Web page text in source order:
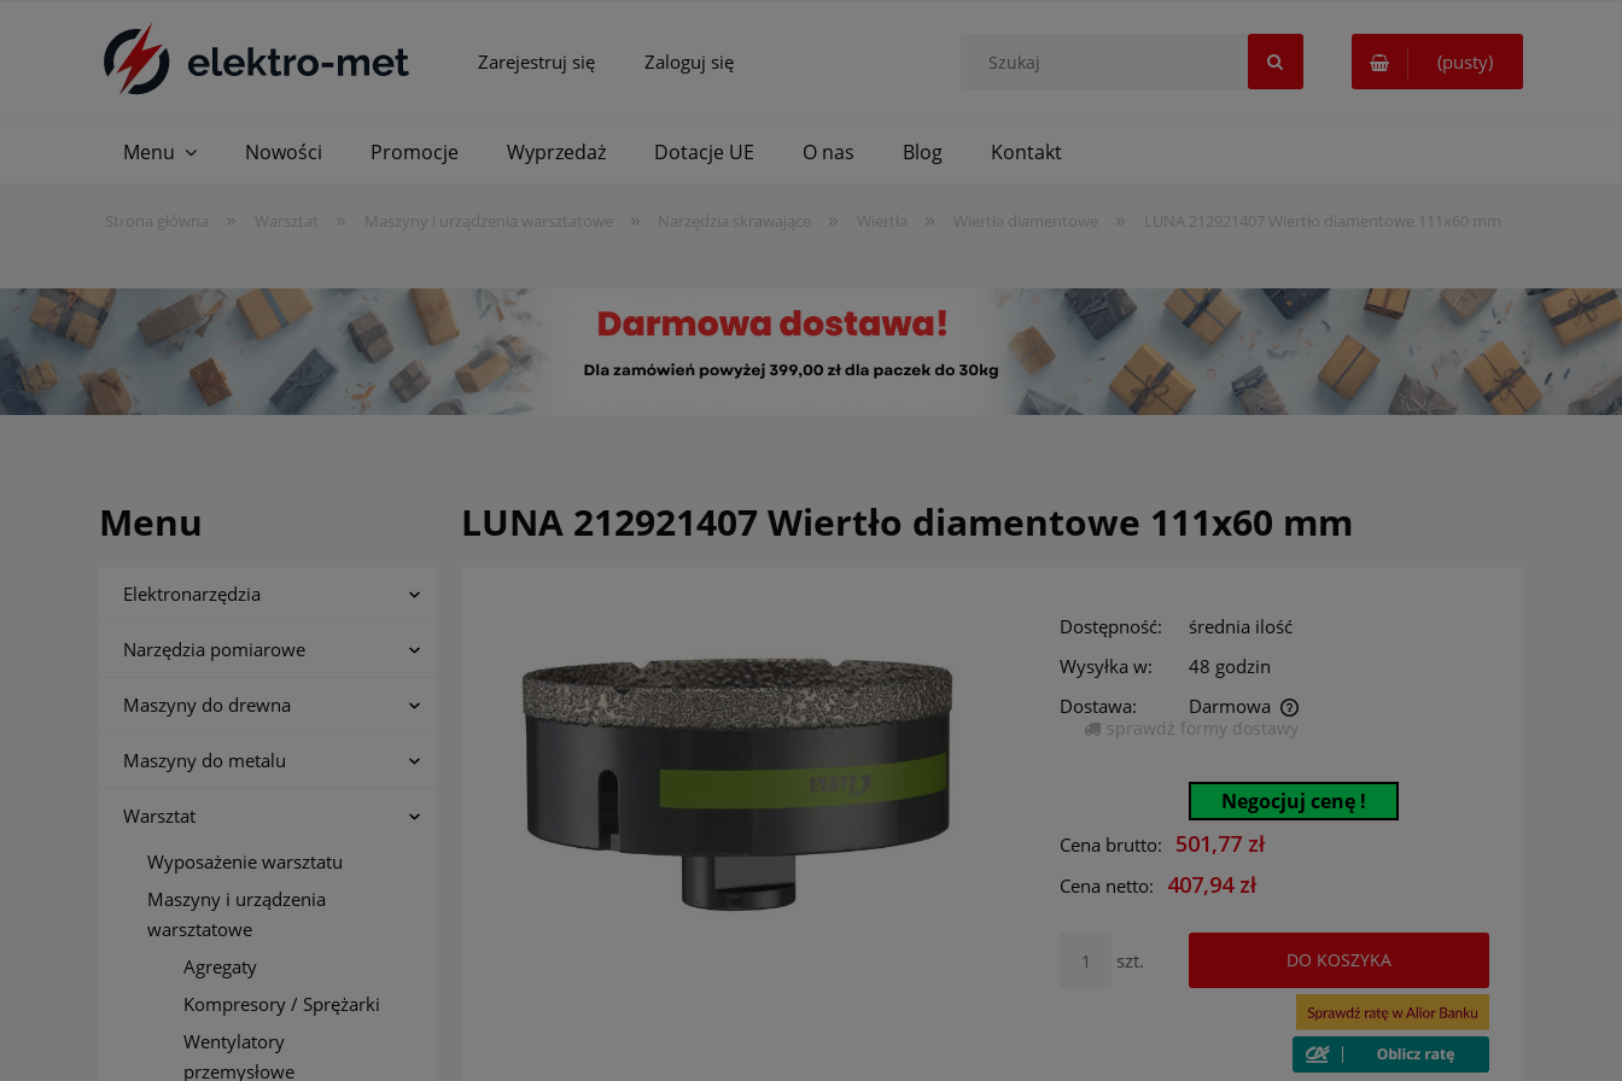
(pusty)
Zarejestruj się Zaloguj się
Menu Nowości Promocje Wyprzedaż Dotacje UE O nas Blog Kontakt
Strona główna » Warsztat » Maszyny i urządzenia warsztatowe » Narzędzia skrawające » Wiertła » Wiertła diamentowe » LUNA 212921407 Wiertło diamentowe 111x60 mm
Menu
Elektronarzędzia
Narzędzia pomiarowe
Maszyny do drewna
Maszyny do metalu
Warsztat
Wyposażenie warsztatu
Maszyny i urządzenia
warsztatowe
Agregaty
Kompresory / Sprężarki
Wentylatory
przemysłowe
LUNA 212921407 Wiertło diamentowe 111x60 mm
Dostępność:
średnia ilość
Wysyłka w:
48 godzin
Dostawa:
Darmowa
sprawdź formy dostawy
Negocjuj cenę !
Cena brutto: 501,77 zł
Cena netto: 407,94 zł
szt. DO KOSZYKA